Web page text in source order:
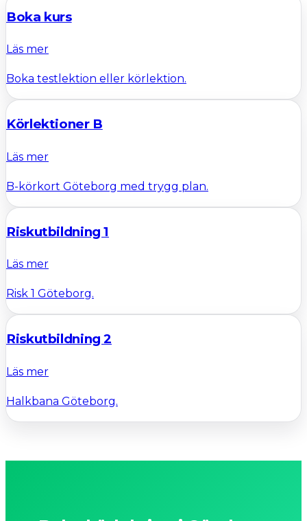
Boka kurs
Läs mer
Boka testlektion eller körlektion.
Körlektioner B
Läs mer
B-körkort Göteborg med trygg plan.
Riskutbildning 1
Läs mer
Risk 1 Göteborg.
Riskutbildning 2
Läs mer
Halkbana Göteborg.